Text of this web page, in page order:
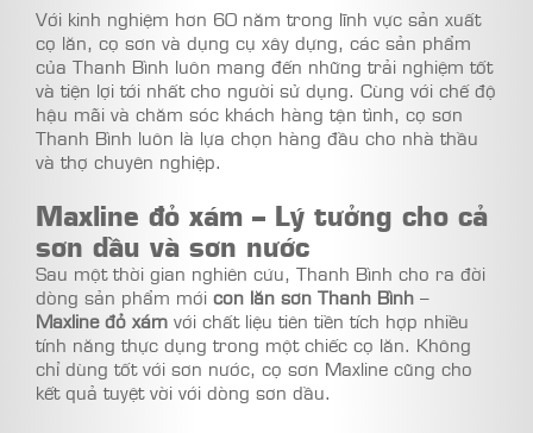
Với kinh nghiệm hơn 60 năm trong lĩnh vực sản xuất
cọ lăn, cọ sơn và dụng cụ xây dựng, các sản phẩm
của Thanh Bình luôn mang đến những trải nghiệm tốt
và tiện lợi tới nhất cho người sử dụng. Cùng với chế độ
hậu mãi và chăm sóc khách hàng tận tình, cọ sơn
Thanh Bình luôn là lựa chọn hàng đầu cho nhà thầu
và thợ chuyên nghiệp.
Maxline đỏ xám – Lý tưởng cho cả
sơn dầu và sơn nước
Sau một thời gian nghiên cứu, Thanh Bình cho ra đời
dòng sản phẩm mới con lăn sơn Thanh Bình –
Maxline đỏ xám với chất liệu tiên tiền tích hợp nhiều
tính năng thực dụng trong một chiếc cọ lăn. Không
chỉ dùng tốt với sơn nước, cọ sơn Maxline cũng cho
kết quả tuyệt vời với dòng sơn dầu.